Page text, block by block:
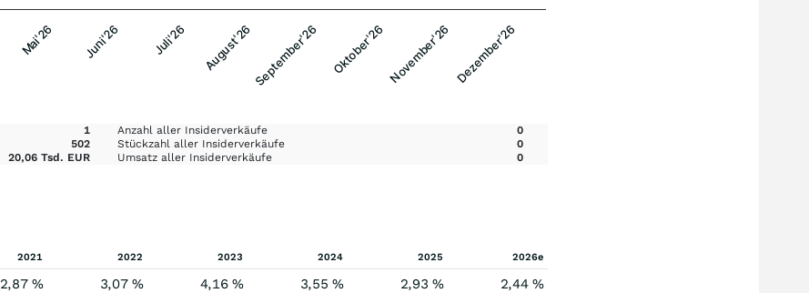
Mai'26 Juni'26 Juli'26 August'26 September'26 Oktober'26 November'26 Dezember'26
1 Anzahl aller Insiderverkäufe
0
502 Stückzahl aller Insiderverkäufe
0
20,06 Tsd. EUR Umsatz aller Insiderverkäufe 0
2021 2022 2023 2024 2025 2026e
2,87 % 3,07 % 4,16 % 3,55 % 2,93 %
2,44 %